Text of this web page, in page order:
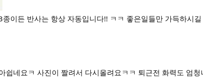
이든 반사는 항상 자동입니다!! ㅋㅋ 좋은일들만 가득하시
쉽네요ㅋ 사진이 짤려서 다시올려요ㅋㅋ 퇴근전 화력도 엄